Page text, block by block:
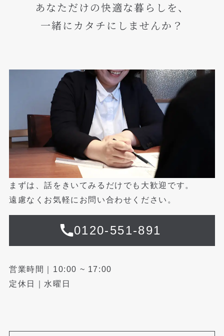
あなただけの快適な暮らしを、
一緒にカタチにしませんか？
まずは、話をきいてみるだけでも大歓迎です。
遠慮なくお気軽にお問い合わせください。
0120-551-891
営業時間｜10:00 ~ 17:00
定休日｜水曜日